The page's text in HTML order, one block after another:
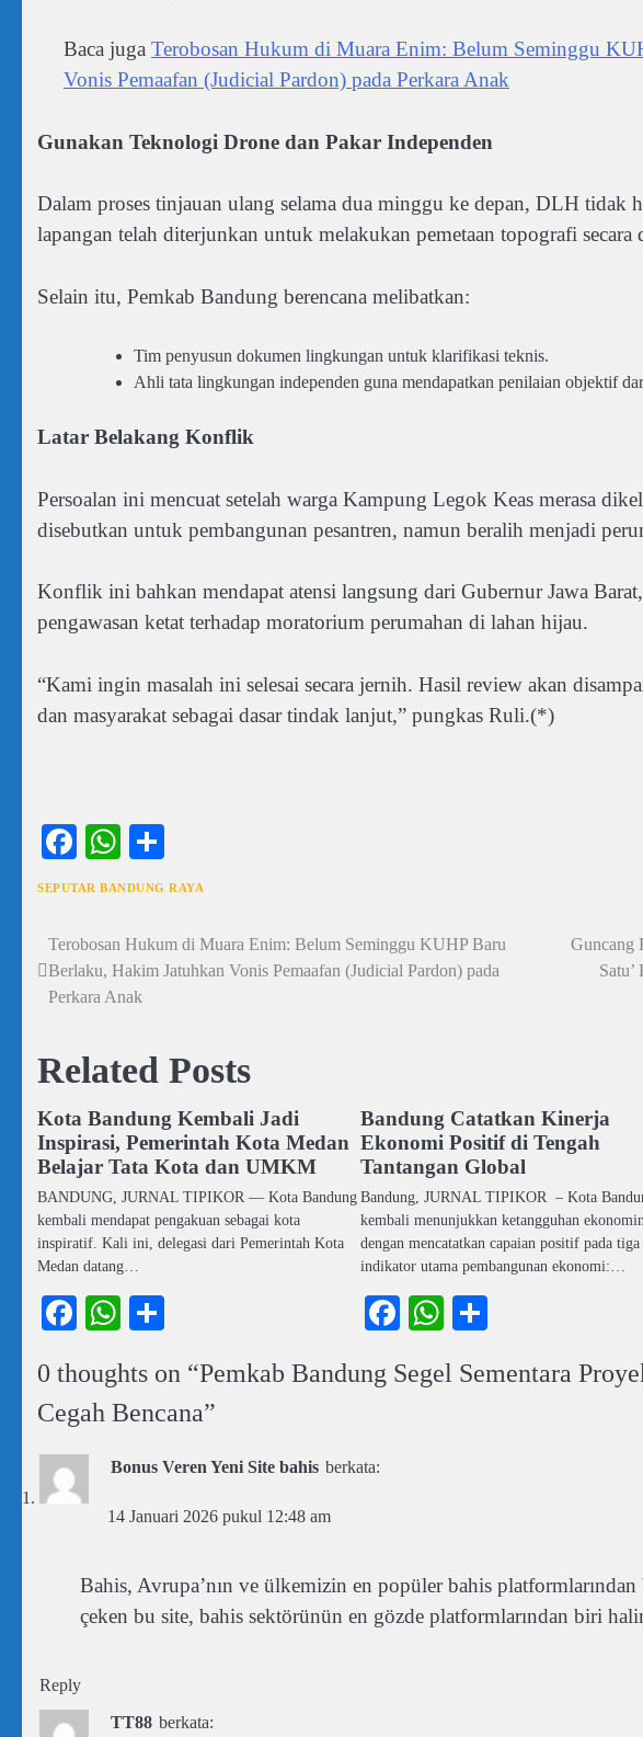
Baca juga Terobosan Hukum di Muara Enim: Belum Seminggu
Vonis Pemaafan (Judicial Pardon) pada Perkara Anak
Gunakan Teknologi Drone dan Pakar Independen
Dalam proses tinjauan ulang selama dua minggu ke depan, DLH tidak
lapangan telah diterjunkan untuk melakukan pemetaan topografi
Selain itu, Pemkab Bandung berencana melibatkan:
Tim penyusun dokumen lingkungan untuk klarifikasi teknis.
Ahli tata lingkungan independen guna mendapatkan penilaian objektif
Latar Belakang Konflik
Persoalan ini mencuat setelah warga Kampung Legok Keas merasa
disebutkan untuk pembangunan pesantren, namun beralih menjadi
Konflik ini bahkan mendapat atensi langsung dari Gubernur Jawa
pengawasan ketat terhadap moratorium perumahan di lahan hijau.
“Kami ingin masalah ini selesai secara jernih. Hasil review akan
dan masyarakat sebagai dasar tindak lanjut,” pungkas Ruli.(*)
Facebook
WhatsApp
SEPUTAR BANDUNG RAYA
Navigasi
pos
Terobosan Hukum di Muara Enim: Belum Seminggu KUHP Baru
Berlaku, Hakim Jatuhkan Vonis Pemaafan (Judicial Pardon) pada
Perkara Anak
Guncang
Related Posts
Kota Bandung Kembali Jadi
Inspirasi, Pemerintah Kota Medan
Belajar Tata Kota dan UMKM
BANDUNG, JURNAL TIPIKOR — Kota Bandung
kembali mendapat pengakuan sebagai kota
inspiratif. Kali ini, delegasi dari Pemerintah Kota
Medan datang…
Facebook
WhatsApp
Bandung Catatkan Kinerja
Ekonomi Positif di Tengah
Tantangan Global
Bandung, JURNAL TIPIKOR – Kota
kembali menunjukkan ketangguhan
dengan mencatatkan capaian positif pada tiga
indikator utama pembangunan ekonomi:…
Facebook
WhatsApp
0 thoughts on “Pemkab Bandung Segel Sementara
Cegah Bencana”
Bonus Veren Yeni Site bahis berkata:
14 Januari 2026 pukul 12:48 am
Bahis, Avrupa’nın ve ülkemizin en popüler bahis
çeken bu site, bahis sektörünün en gözde platformlarından biri
Reply
TT88 berkata: